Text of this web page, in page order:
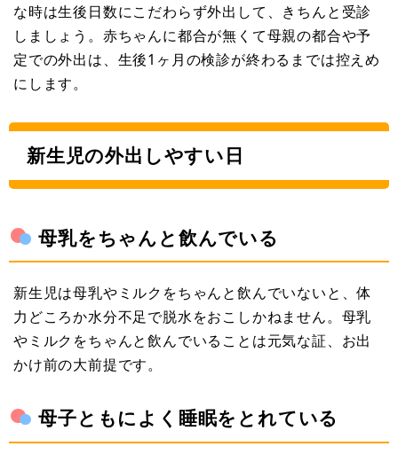
な時は生後日数にこだわらず外出して、きちんと受診
しましょう。赤ちゃんに都合が無くて母親の都合や予
定での外出は、生後1ヶ月の検診が終わるまでは控えめ
にします。
新生児の外出しやすい日
母乳をちゃんと飲んでいる
新生児は母乳やミルクをちゃんと飲んでいないと、体
力どころか水分不足で脱水をおこしかねません。母乳
やミルクをちゃんと飲んでいることは元気な証、お出
かけ前の大前提です。
母子ともによく睡眠をとれている